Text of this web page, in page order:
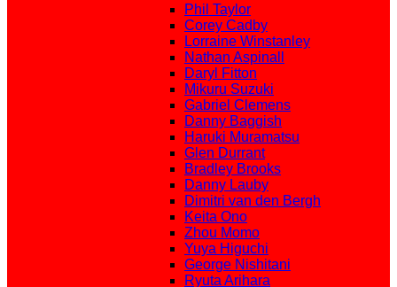
Phil Taylor
Corey Cadby
Lorraine Winstanley
Nathan Aspinall
Daryl Fitton
Mikuru Suzuki
Gabriel Clemens
Danny Baggish
Haruki Muramatsu
Glen Durrant
Bradley Brooks
Danny Lauby
Dimitri van den Bergh
Keita Ono
Zhou Momo
Yuya Higuchi
George Nishitani
Ryuta Arihara